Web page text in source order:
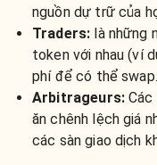
nguồn dự trữ của
Traders: là những
token với nhau (ví
phí để có thể swap.
Arbitrageurs:Các
ăn chênh lệch giá
các sàn giao dịch